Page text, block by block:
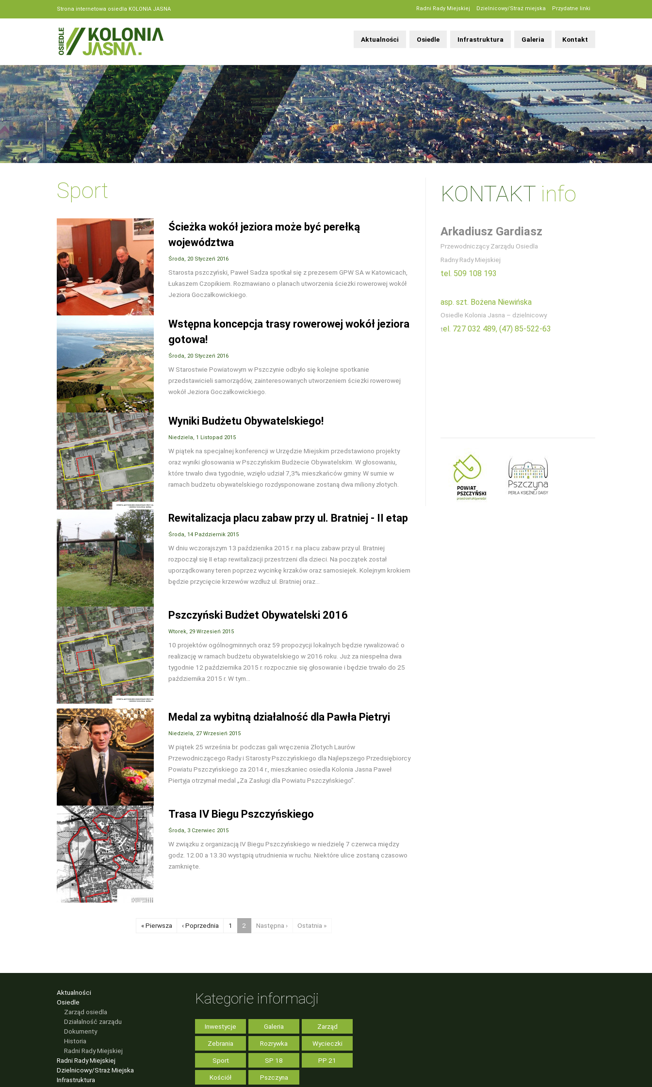
Strona internetowa osiedla KOLONIA JASNA Radni Rady Miejskiej Dzielnicowy/Straż miejska Przydatne linki
Aktualności Osiedle Infrastruktura Galeria Kontakt
Sport
Ścieżka wokół jeziora może być perełką
województwa
Środa, 20 Styczeń 2016
Starosta pszczyński, Paweł Sadza spotkał się z prezesem GPW SA w Katowicach,
Łukaszem Czopikiem. Rozmawiano o planach utworzenia ścieżki rowerowej wokół
Jeziora Goczałkowickiego.
Wstępna koncepcja trasy rowerowej wokół jeziora
gotowa!
Środa, 20 Styczeń 2016
W Starostwie Powiatowym w Pszczynie odbyło się kolejne spotkanie
przedstawicieli samorządów, zainteresowanych utworzeniem ścieżki rowerowej
wokół Jeziora Goczałkowickiego.
Wyniki Budżetu Obywatelskiego!
Niedziela, 1 Listopad 2015
W piątek na specjalnej konferencji w Urzędzie Miejskim przedstawiono projekty
oraz wyniki głosowania w Pszczyńskim Budżecie Obywatelskim. W głosowaniu,
które trwało dwa tygodnie, wzięło udział 7,3% mieszkańców gminy. W sumie w
ramach budżetu obywatelskiego rozdysponowane zostaną dwa miliony złotych.
Rewitalizacja placu zabaw przy ul. Bratniej - II etap
Środa, 14 Październik 2015
W dniu wczorajszym 13 paździenika 2015 r. na placu zabaw przy ul. Bratniej
rozpoczął się II etap rewitalizacji przestrzeni dla dzieci. Na początek został
uporządkowany teren poprzez wycinkę krzaków oraz samosiejek. Kolejnym krokiem
będzie przycięcie krzewów wzdłuż ul. Bratniej oraz...
Pszczyński Budżet Obywatelski 2016
Wtorek, 29 Wrzesień 2015
10 projektów ogólnogminnych oraz 59 propozycji lokalnych będzie rywalizować o
realizację w ramach budżetu obywatelskiego w 2016 roku. Już za niespełna dwa
tygodnie 12 października 2015 r. rozpocznie się głosowanie i będzie trwało do 25
października 2015 r. W tym...
Medal za wybitną działalność dla Pawła Pietryi
Niedziela, 27 Wrzesień 2015
W piątek 25 września br. podczas gali wręczenia Złotych Laurów
Przewodniczącego Rady i Starosty Pszczyńskiego dla Najlepszego Przedsiębiorcy
Powiatu Pszczyńskiego za 2014 r., mieszkaniec osiedla Kolonia Jasna Paweł
Piertyja otrzymał medal „Za Zasługi dla Powiatu Pszczyńskiego”.
Trasa IV Biegu Pszczyńskiego
Środa, 3 Czerwiec 2015
W związku z organizacją IV Biegu Pszczyńskiego w niedzielę 7 czerwca między
godz. 12.00 a 13.30 wystąpią utrudnienia w ruchu. Niektóre ulice zostaną czasowo
zamknięte.
«Pierwsza ‹Poprzednia 1 2 Następna › Ostatnia »
KONTAKT info
Arkadiusz Gardiasz
Przewodniczący Zarządu Osiedla
Radny Rady Miejskiej
tel. 509 108 193
asp. szt. Bożena Niewińska
Osiedle Kolonia Jasna – dzielnicowy
tel. 727 032 489, (47) 85-522-63
Aktualności
Osiedle
Zarząd osiedla
Działalność zarządu
Dokumenty
Historia
Radni Rady Miejskiej
Radni Rady Miejskiej
Dzielnicowy/Straż Miejska
Infrastruktura
Kategorie informacji
Inwestycje Galeria Zarząd
Zebrania Rozrywka Wycieczki
Sport SP 18 PP 21
Kościół Pszczyna